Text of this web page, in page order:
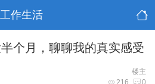
工作生活
个月，聊聊我的真实感受
楼主
216 0